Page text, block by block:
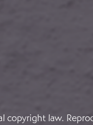
copyright law.